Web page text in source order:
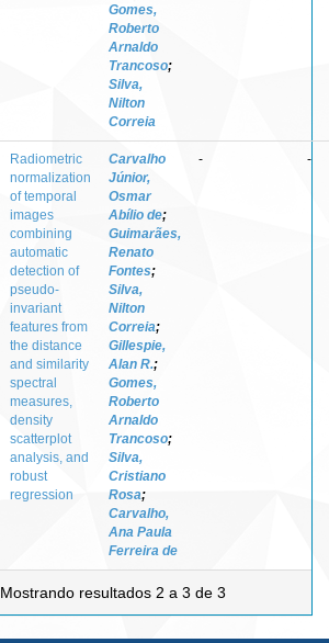
Gomes,
Roberto
Arnaldo
Trancoso;
Silva,
Nilton
Correia
Radiometric
normalization
of temporal
images
combining
automatic
detection of
pseudo-
invariant
features from
the distance
and similarity
spectral
measures,
density
scatterplot
analysis, and
robust
regression
Carvalho
Júnior,
Osmar
Abílio de;
Guimarães,
Renato
Fontes;
Silva,
Nilton
Correia;
Gillespie,
Alan R.;
Gomes,
Roberto
Arnaldo
Trancoso;
Silva,
Cristiano
Rosa;
Carvalho,
Ana Paula
Ferreira de
- -
Mostrando resultados 2 a 3 de 3